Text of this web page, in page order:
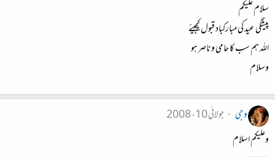
سلام علیکم
پیشگی عید کی مبارکباد قبول کیجیئے
اللہ ہم سب کا حامی و ناصر ہو
وسلام
وجی
جولائی 10، 2008
وعلیکم اسلام